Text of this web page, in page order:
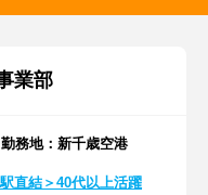
業部
務地：新千歳空港
直結＞40代以上活躍